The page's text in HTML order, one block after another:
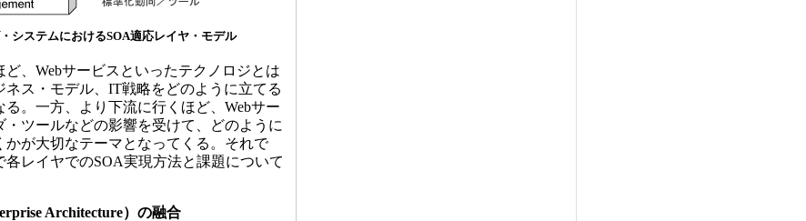
システムにおけるSOA適応レイヤ・モデル
、Webサービスといったテクノロジとは
ス・モデル、IT戦略をどのように立てる
。一方、より下流に行くほど、Webサー
・ツールなどの影響を受けて、どのように
が大切なテーマとなってくる。それで
レイヤでのSOA実現方法と課題について
Architecture）の融合